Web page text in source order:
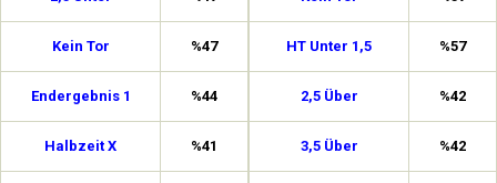
Kein Tor %47
Endergebnis 1 %44
Halbzeit X %41
HT Unter 1,5 %57
2,5 Über %42
3,5 Über %42